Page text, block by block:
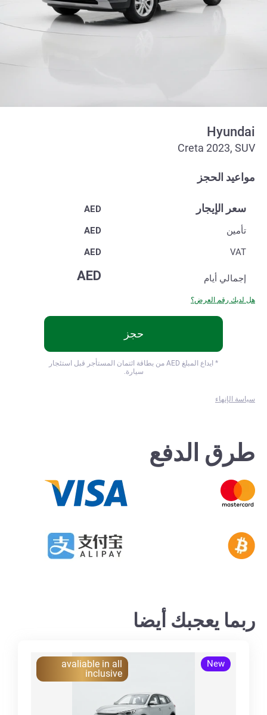
Hyundai
Creta 2023, SUV
مواعيد الحجز
سعر الإيجار
AED
تأمين
AED
VAT
AED
إجمالي أيام AED
هل لديك رقم العرض؟
سياسة الإنهاء
حجز
* ايداع المبلغ
AED من بطاقة ائتمان المستأجر قبل استئجار
سيارة.
طرق الدفع
ربما يعجبك أيضا
New
avaliable in all
inclusive